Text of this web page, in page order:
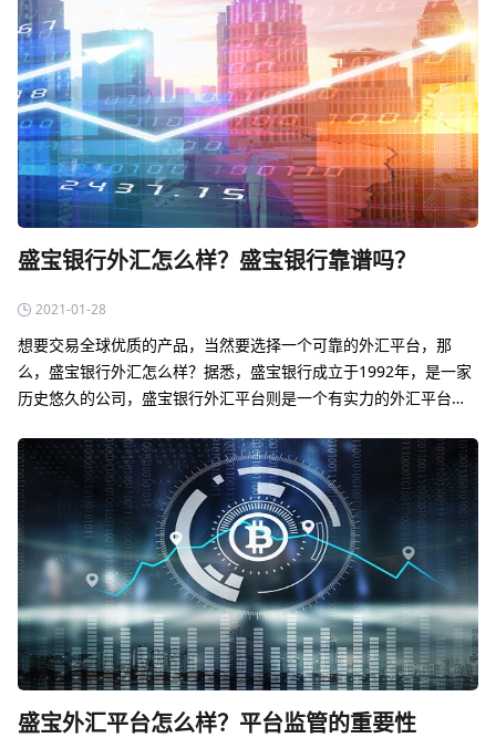
盛宝银行外汇怎么样？盛宝银行靠谱吗？
2021-01-28
想要交易全球优质的产品，当然要选择一个可靠的外汇平台，那
么，盛宝银行外汇怎么样？据悉，盛宝银行成立于1992年，是一家
历史悠久的公司，盛宝银行外汇平台则是一个有实力的外汇平台，
户存在银行用于交易的保证金…
盛宝外汇平台怎么样？平台监管的重要性